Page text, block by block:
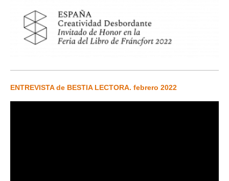
ENTREVISTA de BESTIA LECTORA. febrero 2022